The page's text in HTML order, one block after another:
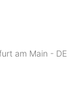
am Main - DE